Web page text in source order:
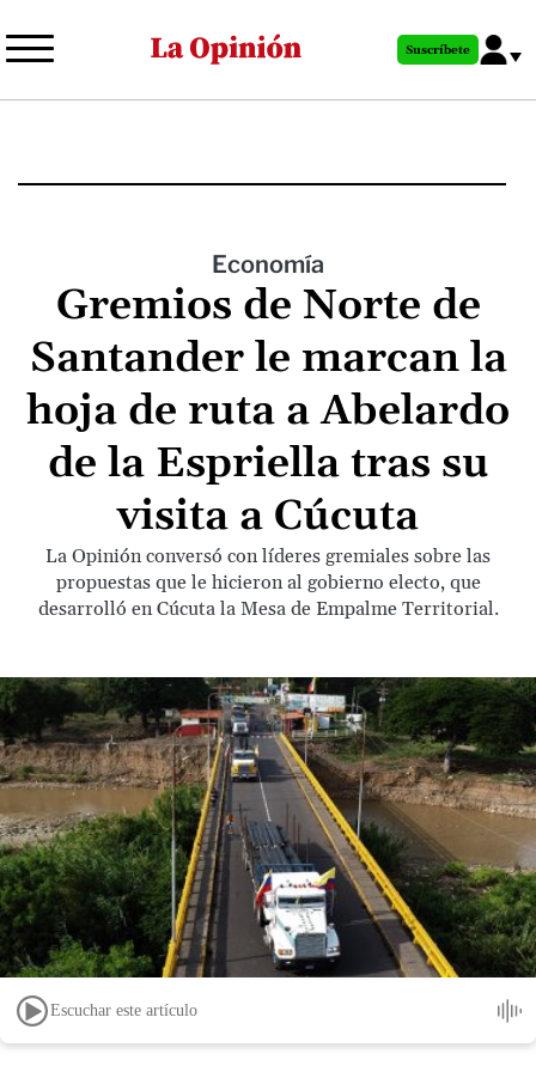
al
principal
Suscríbete
Economía
Gremios de Norte de
Santander le marcan la
hoja de ruta a Abelardo
de la Espriella tras su
visita a Cúcuta
La Opinión conversó con líderes gremiales sobre las
propuestas que le hicieron al gobierno electo, que
desarrolló en Cúcuta la Mesa de Empalme Territorial.
Escuchar este artículo